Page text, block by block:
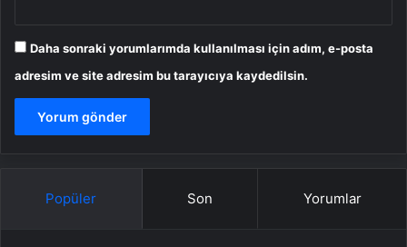
Daha sonraki yorumlarımda kullanılması için adım, e-posta
adresim ve site adresim bu tarayıcıya kaydedilsin.
Popüler Son Yorumlar